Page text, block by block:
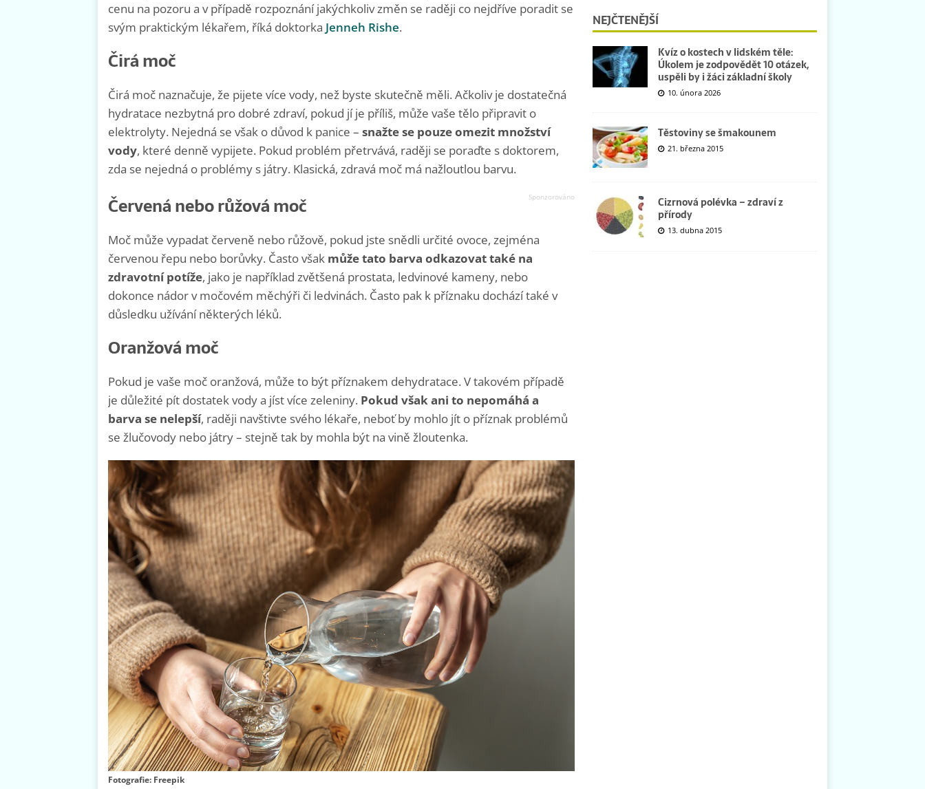
cenu na pozoru a v případě rozpoznání jakýchkoliv změn se raději co nejdříve poradit se
svým praktickým lékařem, říká doktorka Jenneh Rishe.
Čirá moč
Čirá moč naznačuje, že pijete více vody, než byste skutečně měli. Ačkoliv je dostatečná
hydratace nezbytná pro dobré zdraví, pokud jí je příliš, může vaše tělo připravit o
elektrolyty. Nejedná se však o důvod k panice – snažte se pouze omezit množství
vody, které denně vypijete. Pokud problém přetrvává, raději se poraďte s doktorem,
zda se nejedná o problémy s játry. Klasická, zdravá moč má nažloutlou barvu.
Červená nebo růžová moč
Moč může vypadat červeně nebo růžově, pokud jste snědli určité ovoce, zejména
červenou řepu nebo borůvky. Často však může tato barva odkazovat také na
zdravotní potíže, jako je například zvětšená prostata, ledvinové kameny, nebo
dokonce nádor v močovém měchýři či ledvinách. Často pak k příznaku dochází také v
důsledku užívání některých léků.
Oranžová moč
Pokud je vaše moč oranžová, může to být příznakem dehydratace. V takovém případě
je důležité pít dostatek vody a jíst více zeleniny. Pokud však ani to nepomáhá a
barva se nelepší, raději navštivte svého lékaře, neboť by mohlo jít o příznak problémů
se žlučovody nebo játry – stejně tak by mohla být na vině žloutenka.
Fotografie: Freepik
NEJČTENĚJŠÍ
Kvíz o kostech v lidském těle:
Úkolem je zodpovědět 10 otázek,
uspěli by i žáci základní školy
10. února 2026
Těstoviny se šmakounem
21. března 2015
Cizrnová polévka – zdraví z
přírody
13. dubna 2015